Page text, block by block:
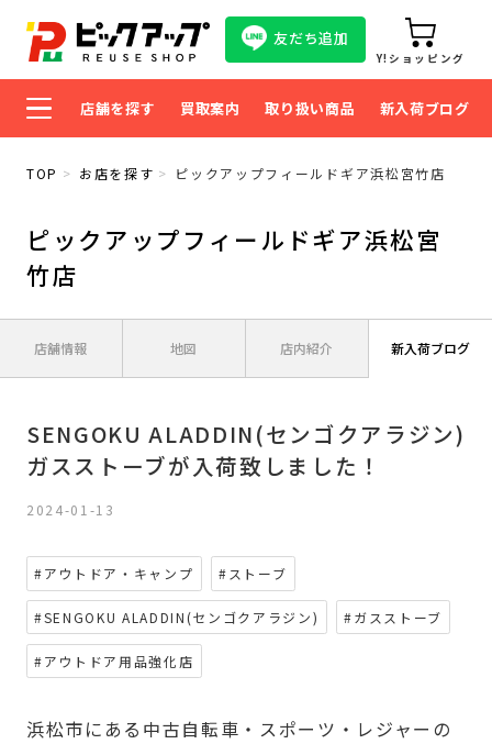
友だち追加
Y!ショッピング
店舗を探す 買取案内 取り扱い商品 新入荷ブログ
TOP お店を探す ピックアップフィールドギア浜松宮竹店
ピックアップフィールドギア浜松宮
竹店
店舗情報 地図 店内紹介 新入荷ブログ
SENGOKU ALADDIN(センゴクアラジン)
ガスストーブが入荷致しました！
2024-01-13
#アウトドア・キャンプ #ストーブ
#SENGOKU ALADDIN(センゴクアラジン) #ガスストーブ
#アウトドア用品強化店
浜松市にある中古自転車・スポーツ・レジャーの